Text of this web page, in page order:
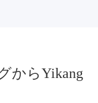
からYikang